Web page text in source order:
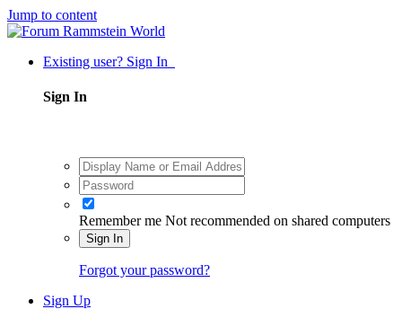
Jump to content
Existing user? Sign In
Sign In
Remember me Not recommended on shared computers
Sign In
Forgot your password?
Sign Up